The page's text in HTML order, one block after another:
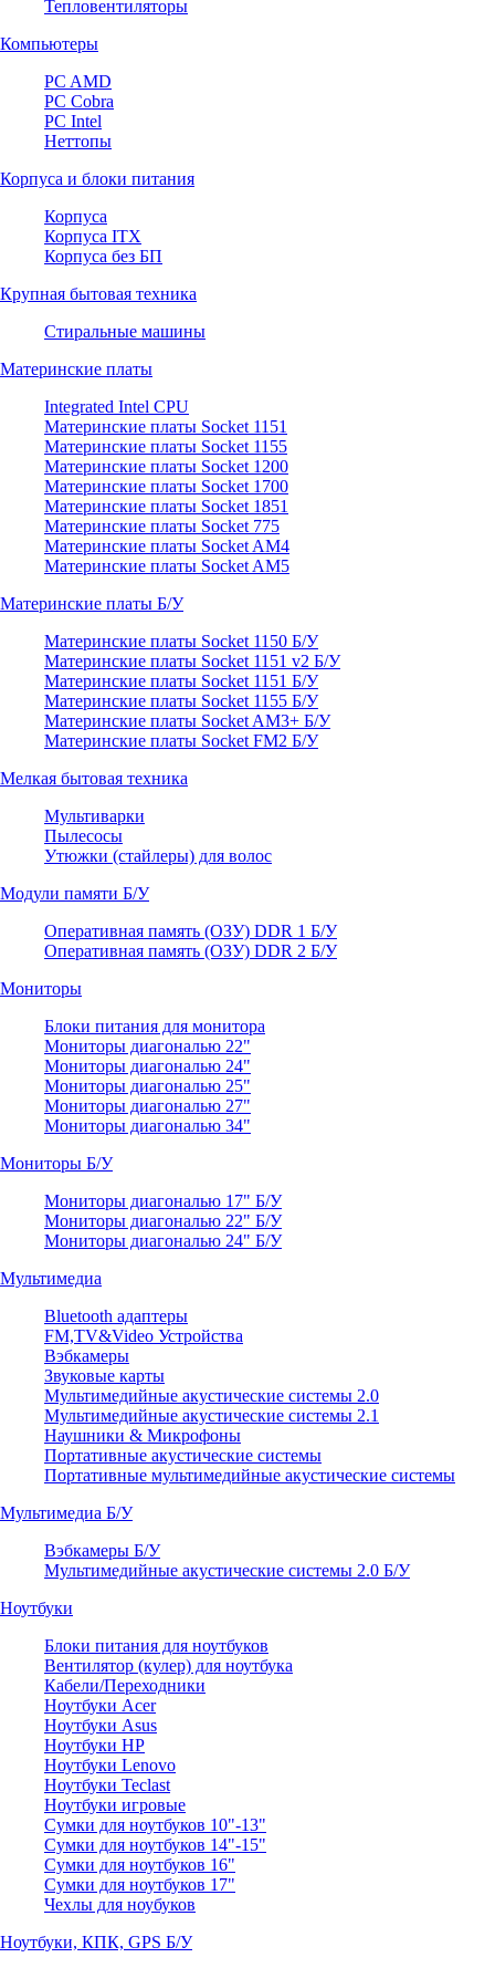
Тепловентиляторы
Компьютеры
PC AMD
PC Cobra
PC Intel
Неттопы
Корпуса и блоки питания
Корпуса
Корпуса ITX
Корпуса без БП
Крупная бытовая техника
Стиральные машины
Материнские платы
Integrated Intel CPU
Материнские платы Socket 1151
Материнские платы Socket 1155
Материнские платы Socket 1200
Материнские платы Socket 1700
Материнские платы Socket 1851
Материнские платы Socket 775
Материнские платы Socket AM4
Материнские платы Socket AM5
Материнские платы Б/У
Материнские платы Socket 1150 Б/У
Материнские платы Socket 1151 v2 Б/У
Материнские платы Socket 1151 Б/У
Материнские платы Socket 1155 Б/У
Материнские платы Socket AM3+ Б/У
Материнские платы Socket FM2 Б/У
Мелкая бытовая техника
Мультиварки
Пылесосы
Утюжки (стайлеры) для волос
Модули памяти Б/У
Оперативная память (ОЗУ) DDR 1 Б/У
Оперативная память (ОЗУ) DDR 2 Б/У
Мониторы
Блоки питания для монитора
Мониторы диагональю 22"
Мониторы диагональю 24"
Мониторы диагональю 25"
Мониторы диагональю 27"
Мониторы диагональю 34"
Мониторы Б/У
Мониторы диагональю 17" Б/У
Мониторы диагональю 22" Б/У
Мониторы диагональю 24" Б/У
Мультимедиа
Bluetooth адаптеры
FM,TV&Video Устройства
Вэбкамеры
Звуковые карты
Мультимедийные акустические системы 2.0
Мультимедийные акустические системы 2.1
Наушники & Микрофоны
Портативные акустические системы
Портативные мультимедийные акустические системы
Мультимедиа Б/У
Вэбкамеры Б/У
Мультимедийные акустические системы 2.0 Б/У
Ноутбуки
Блоки питания для ноутбуков
Вентилятор (кулер) для ноутбука
Кабели/Переходники
Ноутбуки Acer
Ноутбуки Asus
Ноутбуки HP
Ноутбуки Lenovo
Ноутбуки Teclast
Ноутбуки игровые
Сумки для ноутбуков 10"-13"
Сумки для ноутбуков 14"-15"
Сумки для ноутбуков 16"
Сумки для ноутбуков 17"
Чехлы для ноубуков
Ноутбуки, КПК, GPS Б/У